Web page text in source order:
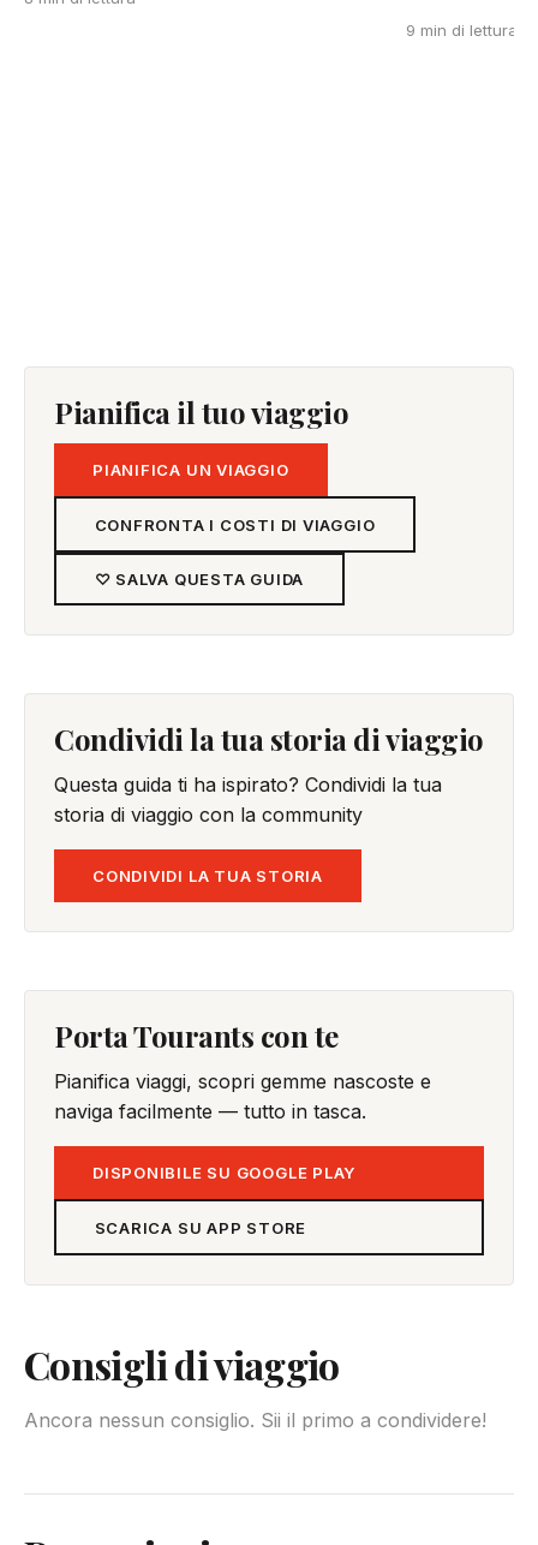
9 min di lettura
Pianifica il tuo viaggio
PIANIFICA UN VIAGGIO
CONFRONTA I COSTI DI VIAGGIO
♡ SALVA QUESTA GUIDA
Condividi la tua storia di viaggio
Questa guida ti ha ispirato? Condividi la tua
storia di viaggio con la community
CONDIVIDI LA TUA STORIA
Porta Tourants con te
Pianifica viaggi, scopri gemme nascoste e
naviga facilmente — tutto in tasca.
DISPONIBILE SU GOOGLE PLAY
SCARICA SU APP STORE
Consigli di viaggio
Ancora nessun consiglio. Sii il primo a condividere!